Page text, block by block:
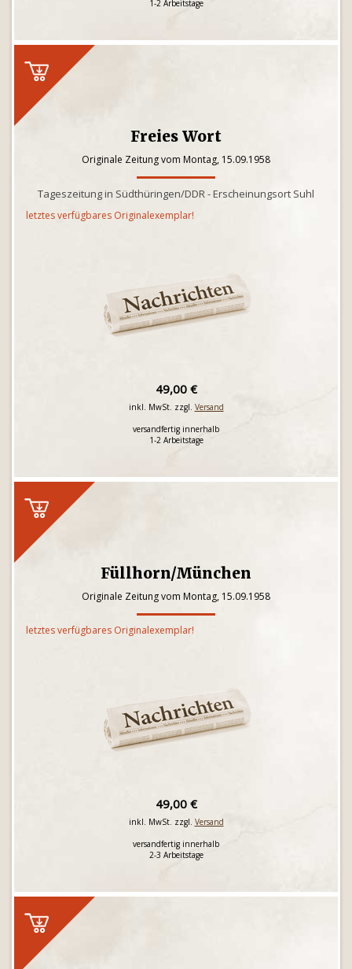
1-2 Arbeitstage
Freies Wort
Originale Zeitung vom Montag, 15.09.1958
Tageszeitung in Südthüringen/DDR - Erscheinungsort Suhl
letztes verfügbares Originalexemplar!
49,00 €
inkl. MwSt. zzgl. Versand
versandfertig innerhalb
1-2 Arbeitstage
Füllhorn/München
Originale Zeitung vom Montag, 15.09.1958
letztes verfügbares Originalexemplar!
49,00 €
inkl. MwSt. zzgl. Versand
versandfertig innerhalb
2-3 Arbeitstage